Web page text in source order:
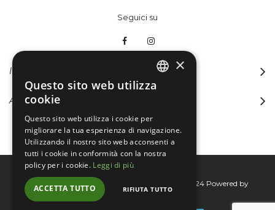
Seguici su
INFORMAZIONI
ACCOUNT
Bertini group srl © 2015-2026 - P.I. 06076830824 Powered by
Connecta
×
Questo sito web utilizza
cookie
Questo sito web utilizza i cookie per
migliorare la tua esperienza di navigazione.
Utilizzando il nostro sito web acconsenti a
tutti i cookie in conformità con la nostra
policy per i cookie. Leggi di più
ACCETTA TUTTO RIFIUTA TUTTO